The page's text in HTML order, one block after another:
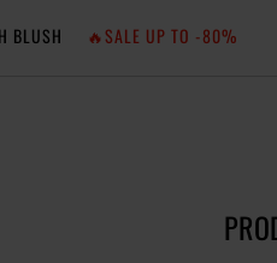
BLUSH 🔥SALE UP TO -80%